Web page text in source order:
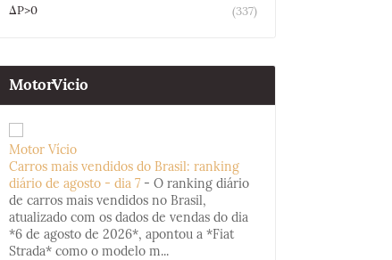
ΔP>0
(337)
MotorVicio
Motor Vício
Carros mais vendidos do Brasil: ranking
diário de agosto - dia 7 - O ranking diário
de carros mais vendidos no Brasil,
atualizado com os dados de vendas do dia
*6 de agosto de 2026*, apontou a *Fiat
Strada* como o modelo m...